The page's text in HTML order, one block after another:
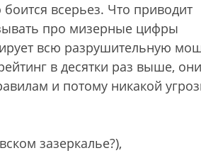
всерьез. Что приводит
про мизерные цифры
всю разрушительную
в десятки раз выше,
и потому никакой
зазеркалье?),